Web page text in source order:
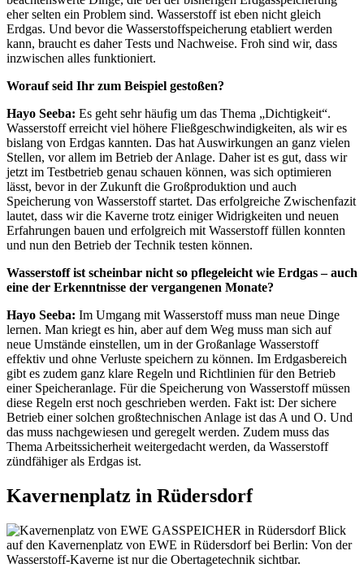
eher selten ein Problem sind. Wasserstoff ist eben nicht gleich
Erdgas. Und bevor die Wasserstoffspeicherung etabliert werden
kann, braucht es daher Tests und Nachweise. Froh sind wir, dass
inzwischen alles funktioniert.
Worauf seid Ihr zum Beispiel gestoßen?
Hayo Seeba: Es geht sehr häufig um das Thema „Dichtigkeit“.
Wasserstoff erreicht viel höhere Fließgeschwindigkeiten, als wir es
bislang von Erdgas kannten. Das hat Auswirkungen an ganz vielen
Stellen, vor allem im Betrieb der Anlage. Daher ist es gut, dass wir
jetzt im Testbetrieb genau schauen können, was sich optimieren
lässt, bevor in der Zukunft die Großproduktion und auch
Speicherung von Wasserstoff startet. Das erfolgreiche Zwischenfazit
lautet, dass wir die Kaverne trotz einiger Widrigkeiten und neuen
Erfahrungen bauen und erfolgreich mit Wasserstoff füllen konnten
und nun den Betrieb der Technik testen können.
Wasserstoff ist scheinbar nicht so pflegeleicht wie Erdgas – auch
eine der Erkenntnisse der vergangenen Monate?
Hayo Seeba: Im Umgang mit Wasserstoff muss man neue Dinge
lernen. Man kriegt es hin, aber auf dem Weg muss man sich auf
neue Umstände einstellen, um in der Großanlage Wasserstoff
effektiv und ohne Verluste speichern zu können. Im Erdgasbereich
gibt es zudem ganz klare Regeln und Richtlinien für den Betrieb
einer Speicheranlage. Für die Speicherung von Wasserstoff müssen
diese Regeln erst noch geschrieben werden. Fakt ist: Der sichere
Betrieb einer solchen großtechnischen Anlage ist das A und O. Und
das muss nachgewiesen und geregelt werden. Zudem muss das
Thema Arbeitssicherheit weitergedacht werden, da Wasserstoff
zündfähiger als Erdgas ist.
Kavernenplatz in Rüdersdorf
Blick
auf den Kavernenplatz von EWE in Rüdersdorf bei Berlin: Von der
Wasserstoff-Kaverne ist nur die Obertagetechnik sichtbar.